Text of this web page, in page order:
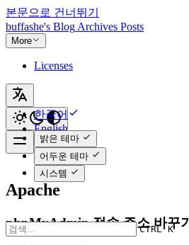
본문으로 건너뛰기
buffashe's Blog Archives Posts
More
Licenses
한국어
English
밝은 테마
어두운 테마
시스템
CTRL K
Apache
phpMyAdmin 접속 주소 바꾸기